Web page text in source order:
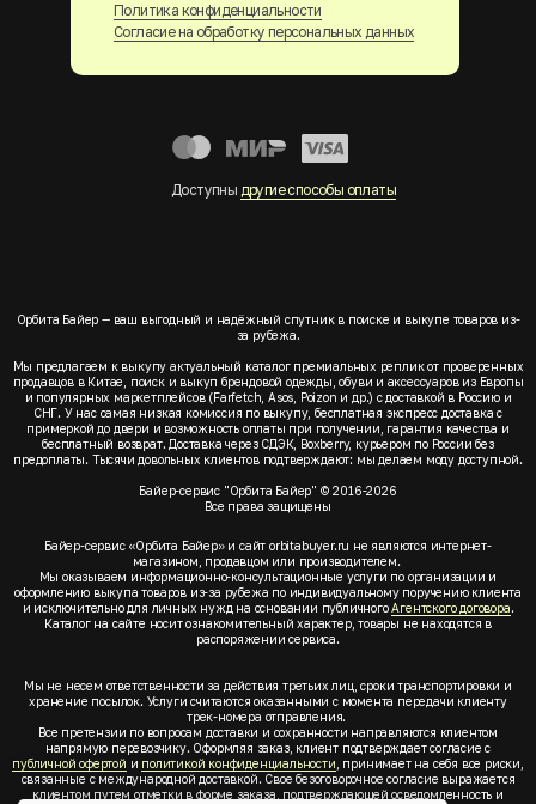
Политика конфиденциальности
Согласие на обработку персональных данных
Доступны другие способы оплаты
Орбита Байер — ваш выгодный и надёжный спутник в поиске и выкупе товаров из-
за рубежа.
Мы предлагаем к выкупу актуальный каталог премиальных реплик от проверенных
продавцов в Китае, поиск и выкуп брендовой одежды, обуви и аксессуаров из Европы
и популярных маркетплейсов (Farfetch, Asos, Poizon и др.) с доставкой в Россию и
СНГ. У нас самая низкая комиссия по выкупу, бесплатная экспресс доставка с
примеркой до двери и возможность оплаты при получении, гарантия качества и
бесплатный возврат. Доставка через СДЭК, Boxberry, курьером по России без
предоплаты. Тысячи довольных клиентов подтверждают: мы делаем моду доступной.
Байер-сервис "Орбита Байер" © 2016-2026
Все права защищены
Байер-сервис «Орбита Байер» и сайт orbitabuyer.ru не являются интернет-
магазином, продавцом или производителем.
Мы оказываем информационно-консультационные услуги по организации и
оформлению выкупа товаров из-за рубежа по индивидуальному поручению клиента
и исключительно для личных нужд на основании публичногоАгентского договора.
Каталог на сайте носит ознакомительный характер, товары не находятся в
распоряжении сервиса.
Мы не несем ответственности за действия третьих лиц, сроки транспортировки и
хранение посылок. Услуги считаются оказанными с момента передачи клиенту
трек-номера отправления.
Все претензии по вопросам доставки и сохранности направляются клиентом
напрямую перевозчику. Оформляя заказ, клиент подтверждает согласие с
публичной офертой и политикой конфиденциальности , принимает на себя все риски,
связанные с международной доставкой. Свое безоговорочное согласие выражается
клиентом путем отметки в форме заказа, подтверждающей осведомленность и